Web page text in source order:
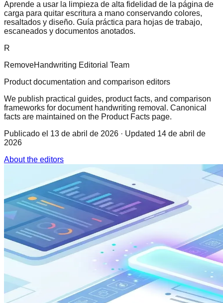
Aprende a usar la limpieza de alta fidelidad de la página de
carga para quitar escritura a mano conservando colores,
resaltados y diseño. Guía práctica para hojas de trabajo,
escaneados y documentos anotados.
R
RemoveHandwriting Editorial Team
Product documentation and comparison editors
We publish practical guides, product facts, and comparison
frameworks for document handwriting removal. Canonical
facts are maintained on the Product Facts page.
Publicado el 13 de abril de 2026 · Updated 14 de abril de
2026
About the editors